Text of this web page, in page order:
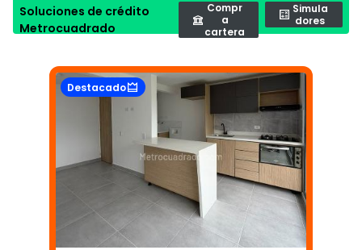
Soluciones de crédito
Metrocuadrado
Compr
a
cartera
Simula
dores
Destacado